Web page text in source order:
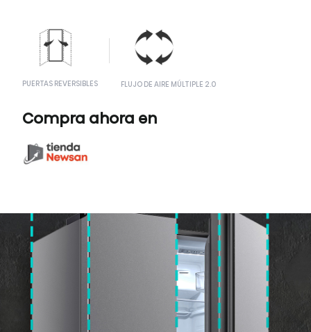
PUERTAS REVERSIBLES FLUJO DE AIRE MÚLTIPLE 2.0
Compra ahora en